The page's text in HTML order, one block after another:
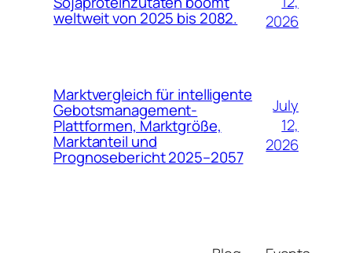
weltweit von 2025 bis 2082.
2026
Marktvergleich für intelligente
Gebotsmanagement-
Plattformen, Marktgröße,
Marktanteil und
Prognosebericht 2025–2057
July
12,
2026